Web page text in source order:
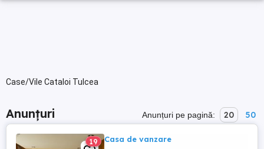
Case/Vile Cataloi Tulcea
Anunțuri Anunțuri pe pagină: 20 50
19 Casa de vanzare